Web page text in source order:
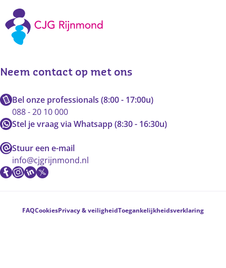
Neem contact op met ons
Bel onze professionals (8:00 - 17:00u)
088 - 20 10 000
Stel je vraag via Whatsapp (8:30 - 16:30u)
Stuur een e-mail
info@cjgrijnmond.nl
Voetnavigatie
FAQCookiesPrivacy & veiligheidToegankelijkheidsverklaring